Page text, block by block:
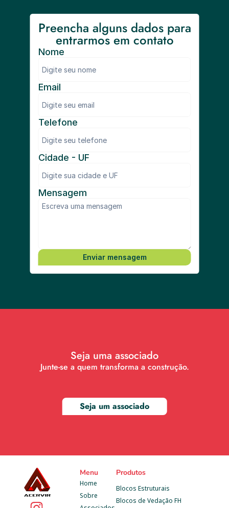
Menu
Home
Sobre
Produtos
Blocos Estruturais
Blocos de Vedação FH
Preencha alguns dados para
entrarmos em contato
Email
Telefone
Nome
Cidade - UF
Mensagem
Enviar mensagem
Seja uma associado
Junte-se a quem transforma a construção.
Seja um associado